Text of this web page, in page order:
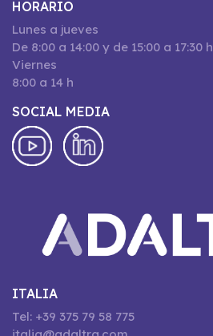
HORARIO
Lunes a jueves
De 8:00 a 14:00 y de 15:00 a 17:30 h
Viernes
8:00 a 14 h
SOCIAL MEDIA
ITALIA
Tel: +39 375 79 58 775